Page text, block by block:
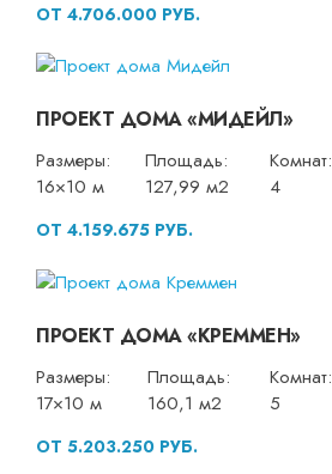
ОТ 4.706.000 РУБ.
ПРОЕКТ ДОМА «МИДЕЙЛ»
Размеры:
16×10 м
Площадь:
127,99 м2
Комнат:
4
ОТ 4.159.675 РУБ.
ПРОЕКТ ДОМА «КРЕММЕН»
Размеры:
17×10 м
Площадь:
160,1 м2
Комнат:
5
ОТ 5.203.250 РУБ.